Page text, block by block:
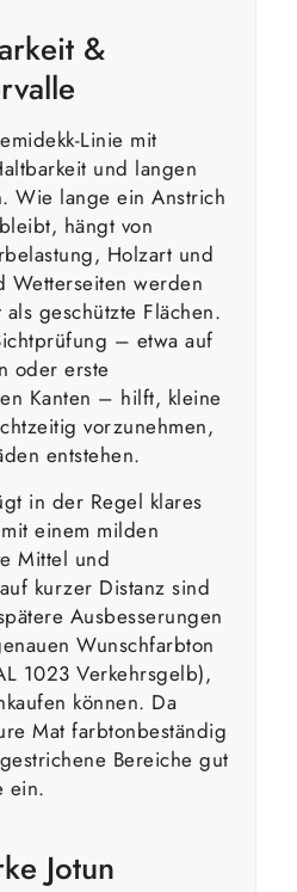
&
Linie mit
und langen
Wie lange ein Anstrich
hängt von
Holzart und
Wetterseiten werden
geschützte Flächen.
– etwa auf
oder erste
Kanten – hilft, kleine
vorzunehmen,
entstehen.
in der Regel klares
einem milden
Mittel und
kurzer Distanz sind
Ausbesserungen
Wunschfarbton
1023 Verkehrsgelb),
können. Da
Mat farbtonbeständig
Bereiche gut
ein.
Jotun